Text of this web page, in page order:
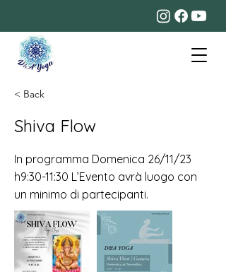
< Back
Shiva Flow
In programma Domenica 26/11/23
h9:30-11:30 L’Evento avrà luogo con
un minimo di partecipanti.